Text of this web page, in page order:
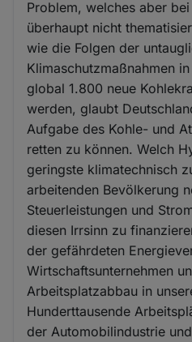
Problem, welches aber
überhaupt nicht
wie die Folgen der
Klimaschutzmaßnahmen
global 1.800 neue
werden, glaubt
Aufgabe des Kohle- und
retten zu können. Welch
geringste klimatechnisch
arbeitenden Bevölkerung
Steuerleistungen und
diesen Irrsinn zu
der gefährdeten
Wirtschaftsunternehmen
Arbeitsplatzabbau in
Hunderttausende
der Automobilindustrie